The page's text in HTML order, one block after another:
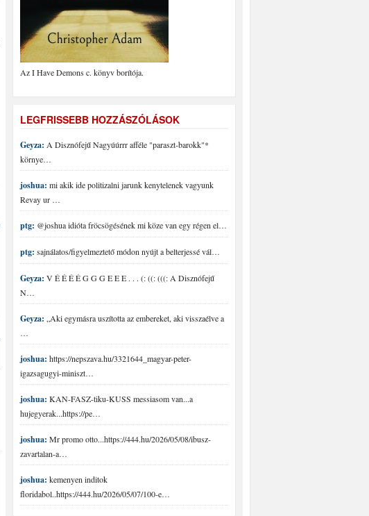
Az I Have Demons c. könyv borítója.
LEGFRISSEBB HOZZÁSZÓLÁSOK
Geyza: A Disznófejű Nagyúúrrr afféle "paraszt-barokk"*
környe…
joshua: mi akik ide politizalni jarunk kenytelenek vagyunk
Revay ur …
ptg: @joshua idióta fröcsögésének mi köze van egy régen el…
ptg: sajnálatos/figyelmeztető módon nyújt a belterjessé vál…
Geyza: V É É É É G G G E E E . . . (: ((: (((: A Disznófejű
N…
Geyza: „Aki egymásra uszította az embereket, aki visszaélve a
…
joshua: https://nepszava.hu/3321644_magyar-peter-
igazsagugyi-miniszt…
joshua: KAN-FASZ-tiku-KUSS messiasom van...a
hujegyerak...https://pe…
joshua: Mr promo otto...https://444.hu/2026/05/08/ibusz-
zavartalan-a…
joshua: kemenyen inditok
floridabol..https://444.hu/2026/05/07/100-e…